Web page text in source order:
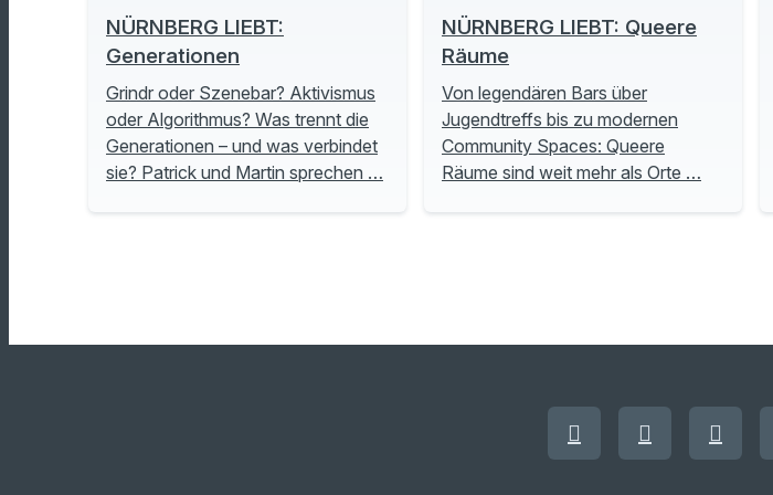
NÜRNBERG LIEBT:
Generationen
Grindr oder Szenebar? Aktivismus
oder Algorithmus? Was trennt die
Generationen – und was verbindet
sie? Patrick und Martin sprechen …
NÜRNBERG LIEBT: Queere
Räume
Von legendären Bars über
Jugendtreffs bis zu modernen
Community Spaces: Queere
Räume sind weit mehr als Orte …